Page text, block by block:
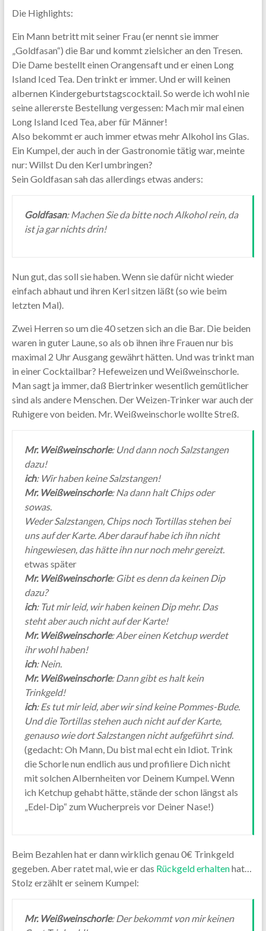
Die Highlights:
Ein Mann betritt mit seiner Frau (er nennt sie immer
„Goldfasan“) die Bar und kommt zielsicher an den Tresen.
Die Dame bestellt einen Orangensaft und er einen Long
Island Iced Tea. Den trinkt er immer. Und er will keinen
albernen Kindergeburtstagscocktail. So werde ich wohl nie
seine allererste Bestellung vergessen: Mach mir mal einen
Long Island Iced Tea, aber für Männer!
Also bekommt er auch immer etwas mehr Alkohol ins Glas.
Ein Kumpel, der auch in der Gastronomie tätig war, meinte
nur: Willst Du den Kerl umbringen?
Sein Goldfasan sah das allerdings etwas anders:
Goldfasan: Machen Sie da bitte noch Alkohol rein, da
ist ja gar nichts drin!
Nun gut, das soll sie haben. Wenn sie dafür nicht wieder
einfach abhaut und ihren Kerl sitzen läßt (so wie beim
letzten Mal).
Zwei Herren so um die 40 setzen sich an die Bar. Die beiden
waren in guter Laune, so als ob ihnen ihre Frauen nur bis
maximal 2 Uhr Ausgang gewährt hätten. Und was trinkt man
in einer Cocktailbar? Hefeweizen und Weißweinschorle.
Man sagt ja immer, daß Biertrinker wesentlich gemütlicher
sind als andere Menschen. Der Weizen-Trinker war auch der
Ruhigere von beiden. Mr. Weißweinschorle wollte Streß.
Mr. Weißweinschorle: Und dann noch Salzstangen
dazu!
ich: Wir haben keine Salzstangen!
Mr. Weißweinschorle: Na dann halt Chips oder
sowas.
Weder Salzstangen, Chips noch Tortillas stehen bei
uns auf der Karte. Aber darauf habe ich ihn nicht
hingewiesen, das hätte ihn nur noch mehr gereizt.
etwas später
Mr. Weißweinschorle: Gibt es denn da keinen Dip
dazu?
ich: Tut mir leid, wir haben keinen Dip mehr. Das
steht aber auch nicht auf der Karte!
Mr. Weißweinschorle: Aber einen Ketchup werdet
ihr wohl haben!
ich: Nein.
Mr. Weißweinschorle: Dann gibt es halt kein
Trinkgeld!
ich: Es tut mir leid, aber wir sind keine Pommes-Bude.
Und die Tortillas stehen auch nicht auf der Karte,
genauso wie dort Salzstangen nicht aufgeführt sind.
(gedacht: Oh Mann, Du bist mal echt ein Idiot. Trink
die Schorle nun endlich aus und profiliere Dich nicht
mit solchen Albernheiten vor Deinem Kumpel. Wenn
ich Ketchup gehabt hätte, stände der schon längst als
„Edel-Dip“ zum Wucherpreis vor Deiner Nase!)
Beim Bezahlen hat er dann wirklich genau 0€ Trinkgeld
gegeben. Aber ratet mal, wie er das Rückgeld erhaltenhat…
Stolz erzählt er seinem Kumpel:
Mr. Weißweinschorle: Der bekommt von mir keinen